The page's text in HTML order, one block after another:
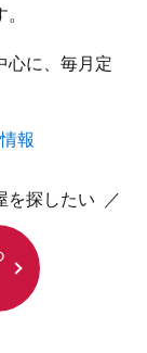
心に、毎月定
報
を探したい ／